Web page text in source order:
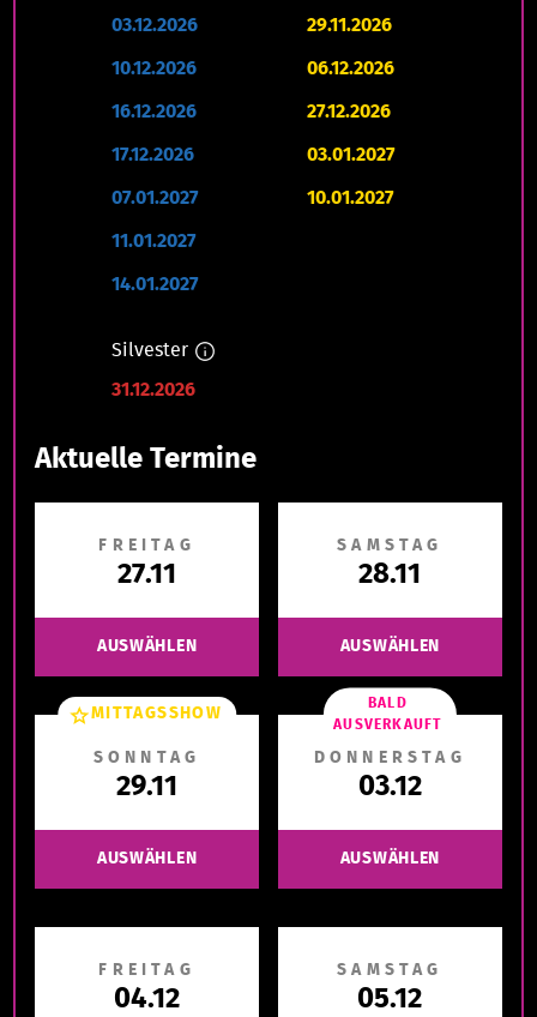
03.12.2026
10.12.2026
16.12.2026
17.12.2026
07.01.2027
11.01.2027
14.01.2027
29.11.2026
06.12.2026
27.12.2026
03.01.2027
10.01.2027
Silvester
31.12.2026
Aktuelle Termine
FREITAG
27.11
AUSWÄHLEN
SAMSTAG
28.11
AUSWÄHLEN
MITTAGSSHOW
SONNTAG
29.11
AUSWÄHLEN
BALD
AUSVERKAUFT
DONNERSTAG
03.12
AUSWÄHLEN
FREITAG
04.12
SAMSTAG
05.12